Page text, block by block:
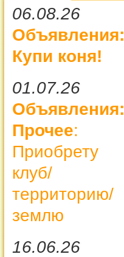
06.08.26
Объявления:
Купи коня!
01.07.26
Объявления:
Прочее:
Приобрету
клуб/
территорию/
землю
16.06.26